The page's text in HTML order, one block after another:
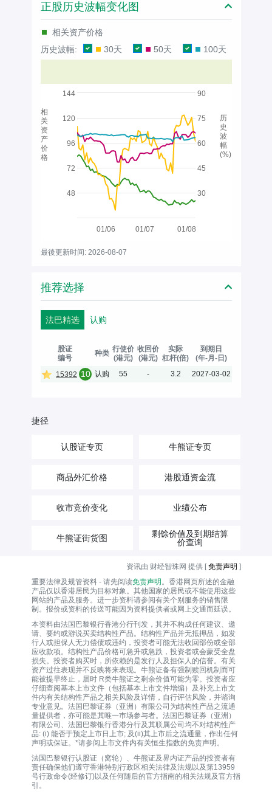
正股历史波幅变化图
相关资产价格
历史波幅:
30天 50天 100天
01/06 01/07 01/08
48
72
96
120
144
30
45
60
75
90
相
关
资
产
价
格
历
史
波
幅
(%)
最後更新时间: 2026-08-07
推荐选择
法巴精选 认购
股证
编号
种类 行使价
(港元)
收回价
(港元)
实际
杠杆(倍)
到期日
(年-月-日)
15392 10 认购 55 - 3.2 2027-03-02
捷径
认股证专页 牛熊证专页
商品外汇价格 港股通资金流
收市竞价变化 业绩公布
牛熊证街货图
剩馀价值及到期结算
价查询
资讯由 财经智珠网 提供 [免责声明 ]
重要法律及规管资料 - 请先阅读免责声明 。香港网页所述的金融
产品仅以香港居民为目标对象。其他国家的居民或不能使用这些
网站的产品及服务。进一步资料请参阅有关个别服务的销售限
制。报价或资料的传送可能因为资料提供者或网上交通而延误。
本资料由法国巴黎银行香港分行刊发，其并不构成任何建议、邀
请、要约或游说买卖结构性产品。结构性产品并无抵押品，如发
行人或担保人无力偿债或违约，投资者可能无法收回部份或全部
应收款项。结构性产品价格可急升或急跌，投资者或会蒙受全盘
损失。投资者购买时，所依赖的是发行人及担保人的信誉。有关
资产过往表现并不反映将来表现。牛熊证备有强制赎回机制而可
能被提早终止，届时 R类牛熊证之剩余价值可能为零。投资者应
仔细查阅基本上市文件（包括基本上市文件增编）及补充上市文
件内有关结构性产品之相关风险及详情，自行评估风险，并谘询
专业意见。法国巴黎证券（亚洲）有限公司为结构性产品之流通
量提供者，亦可能是其唯一巿场参与者。法国巴黎证券（亚洲）
有限公司、法国巴黎银行香港分行及其联属公司均不对结构性产
品: (i) 能否于预定上市日上市; 及(ii)其上市后之流通量，作出任何
声明或保证。*请参阅上市文件内有关恒生指数的免责声明。
法国巴黎银行认股证（窝轮）、牛熊证及界内证产品的投资者有
责任确保他们遵守香港特别行政区相关法律及法规以及第13959
号行政命令(经修订)以及任何随后的官方指南的相关法规及官方指
引。